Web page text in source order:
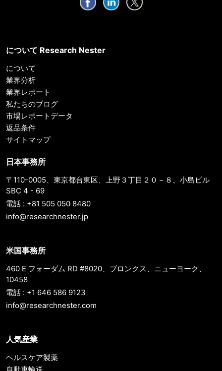
について Research Nester
について
業界分析
業界レポート
私たちのブログ
市場レポートデータ
返品条件
サイトマップ
日本事務所
〒110-0005、東京都台東区、上野３丁目２０－８、小島ビル
SBC 4 - 69
電話 : +81 505 050 8480
info@researchnester.jp
米国事務所
460 E フォーダム RD #8020、ブロンクス、ニューヨーク、
10458
電話 : +1 646 586 9123
info@researchnester.com
人気産業
ヘルスケア製薬